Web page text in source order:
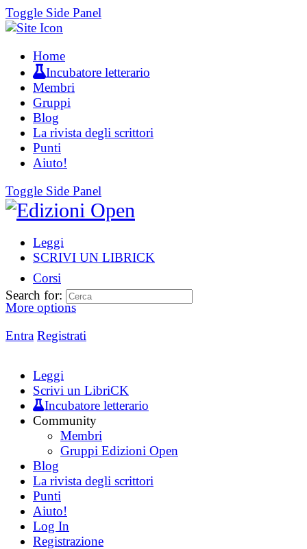
Toggle Side Panel
Home
Incubatore letterario
Membri
Gruppi
Blog
La rivista degli scrittori
Punti
Aiuto!
Toggle Side Panel
Leggi
SCRIVI UN LIBRICK
Corsi
More options
Entra Registrati
Search for:
Leggi
Scrivi un LibriCK
Incubatore letterario
Community
Membri
Gruppi Edizioni Open
Blog
La rivista degli scrittori
Punti
Aiuto!
Log In
Registrazione